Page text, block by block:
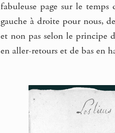
fabuleuse page sur le temps
gauche à droite pour nous,
et non pas selon le principe
en aller-retours et de bas en